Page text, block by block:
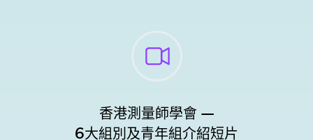
香港測量師學會 —
6大組別及青年組介紹短片